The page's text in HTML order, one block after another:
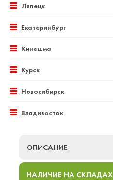
Липецк
Екатеринбург
Кинешма
Курск
Новосибирск
Владивосток
ОПИСАНИЕ
НАЛИЧИЕ НА СКЛАДАХ